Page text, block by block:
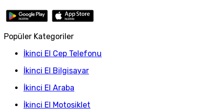
Popüler Kategoriler
İkinci El Cep Telefonu
İkinci El Bilgisayar
İkinci El Araba
İkinci El Motosiklet